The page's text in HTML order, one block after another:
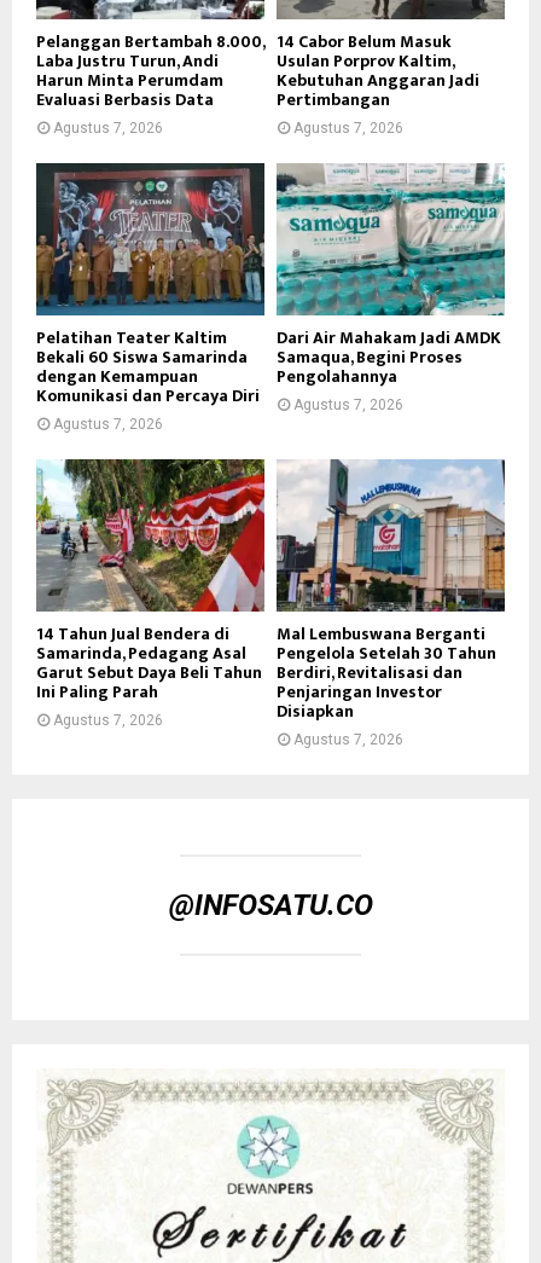
Pelanggan Bertambah 8.000,
Laba Justru Turun, Andi
Harun Minta Perumdam
Evaluasi Berbasis Data
Agustus 7, 2026
14 Cabor Belum Masuk
Usulan Porprov Kaltim,
Kebutuhan Anggaran Jadi
Pertimbangan
Agustus 7, 2026
Pelatihan Teater Kaltim
Bekali 60 Siswa Samarinda
dengan Kemampuan
Komunikasi dan Percaya Diri
Agustus 7, 2026
Dari Air Mahakam Jadi AMDK
Samaqua, Begini Proses
Pengolahannya
Agustus 7, 2026
14 Tahun Jual Bendera di
Samarinda, Pedagang Asal
Garut Sebut Daya Beli Tahun
Ini Paling Parah
Agustus 7, 2026
Mal Lembuswana Berganti
Pengelola Setelah 30 Tahun
Berdiri, Revitalisasi dan
Penjaringan Investor
Disiapkan
Agustus 7, 2026
@INFOSATU.CO